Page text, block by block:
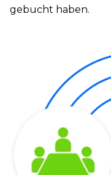
gebucht haben.